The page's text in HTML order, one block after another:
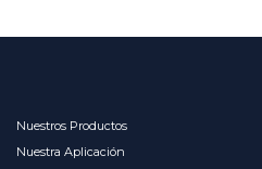
Nuestros Productos
Nuestra Aplicación